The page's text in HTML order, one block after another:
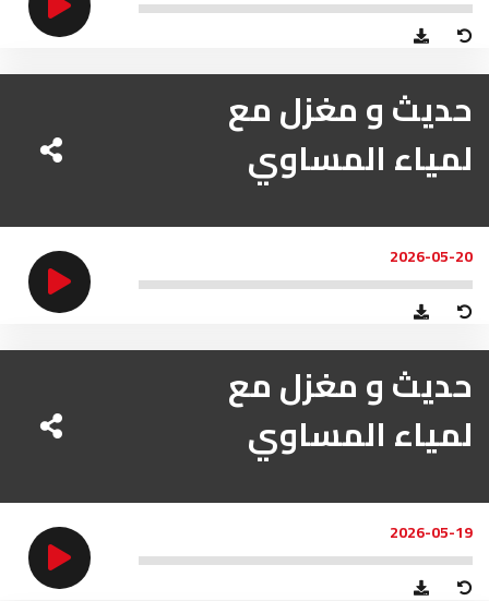
حديث و مغزل مع
لمياء المساوي
2026-05-20
حديث و مغزل مع
لمياء المساوي
2026-05-19